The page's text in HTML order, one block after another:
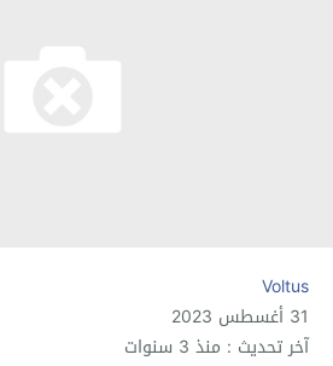
Voltus
31 أغسطس 2023
آخر تحديث : منذ 3 سنوات